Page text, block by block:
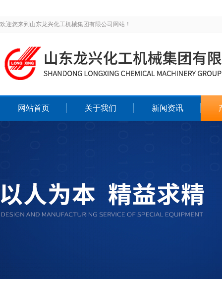
欢迎您来到山东龙兴化工机械集团有限公司网站！
网站首页 关于我们 新闻资讯